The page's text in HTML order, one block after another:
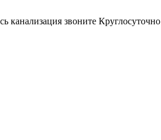
канализация звоните Круглосуточно